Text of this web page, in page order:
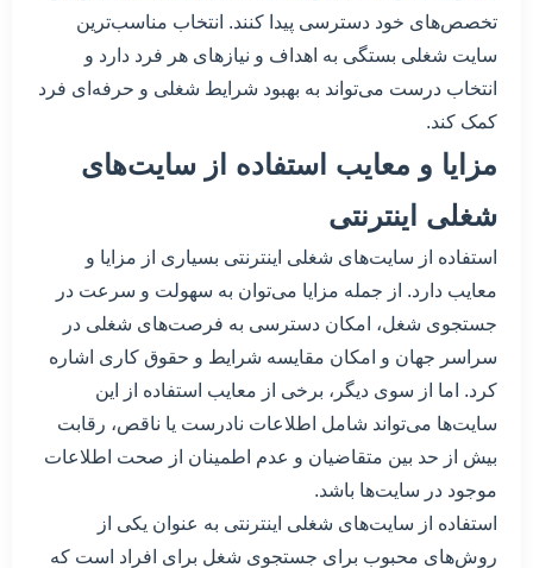
تخصص‌های خود دسترسی پیدا کنند. انتخاب مناسب‌ترین
سایت شغلی بستگی به اهداف و نیازهای هر فرد دارد و
انتخاب درست می‌تواند به بهبود شرایط شغلی و حرفه‌ای فرد
کمک کند.
مزایا و معایب استفاده از سایت‌های
شغلی اینترنتی
استفاده از سایت‌های شغلی اینترنتی بسیاری از مزایا و
معایب دارد. از جمله مزایا می‌توان به سهولت و سرعت در
جستجوی شغل، امکان دسترسی به فرصت‌های شغلی در
سراسر جهان و امکان مقایسه شرایط و حقوق کاری اشاره
کرد. اما از سوی دیگر، برخی از معایب استفاده از این
سایت‌ها می‌تواند شامل اطلاعات نادرست یا ناقص، رقابت
بیش از حد بین متقاضیان و عدم اطمینان از صحت اطلاعات
موجود در سایت‌ها باشد.
استفاده از سایت‌های شغلی اینترنتی به عنوان یکی از
روش‌های محبوب برای جستجوی شغل برای افراد است که